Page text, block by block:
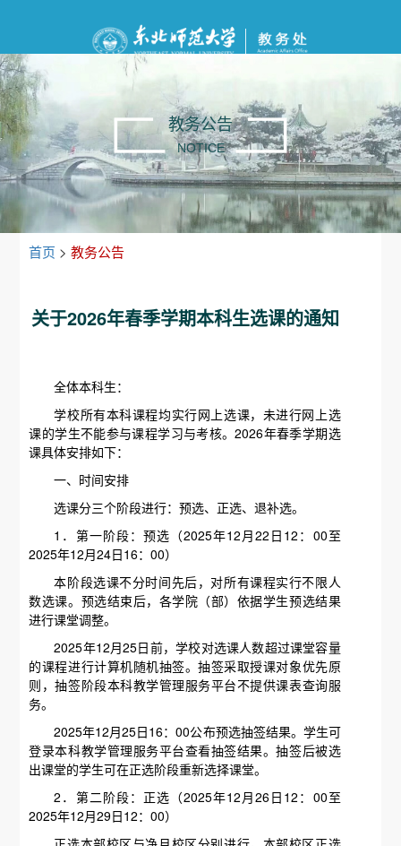
教务公告
NOTICE
首页 > 教务公告
关于2026年春季学期本科生选课的通知
全体本科生：
学校所有本科课程均实行网上选课，未进行网上选
课的学生不能参与课程学习与考核。2026年春季学期选
课具体安排如下：
一、时间安排
选课分三个阶段进行：预选、正选、退补选。
1．第一阶段：预选（2025年12月22日12：00至
2025年12月24日16：00）
本阶段选课不分时间先后，对所有课程实行不限人
数选课。预选结束后，各学院（部）依据学生预选结果
进行课堂调整。
2025年12月25日前，学校对选课人数超过课堂容量
的课程进行计算机随机抽签。抽签采取授课对象优先原
则，抽签阶段本科教学管理服务平台不提供课表查询服
务。
2025年12月25日16：00公布预选抽签结果。学生可
登录本科教学管理服务平台查看抽签结果。抽签后被选
出课堂的学生可在正选阶段重新选择课堂。
2．第二阶段：正选（2025年12月26日12：00至
2025年12月29日12：00）